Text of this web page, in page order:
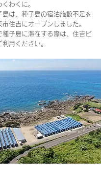
わくに。
島は、種子島の宿泊施設不足を
住吉にオープンしました。
種子島に滞在する際は、住吉ビ
用ください。